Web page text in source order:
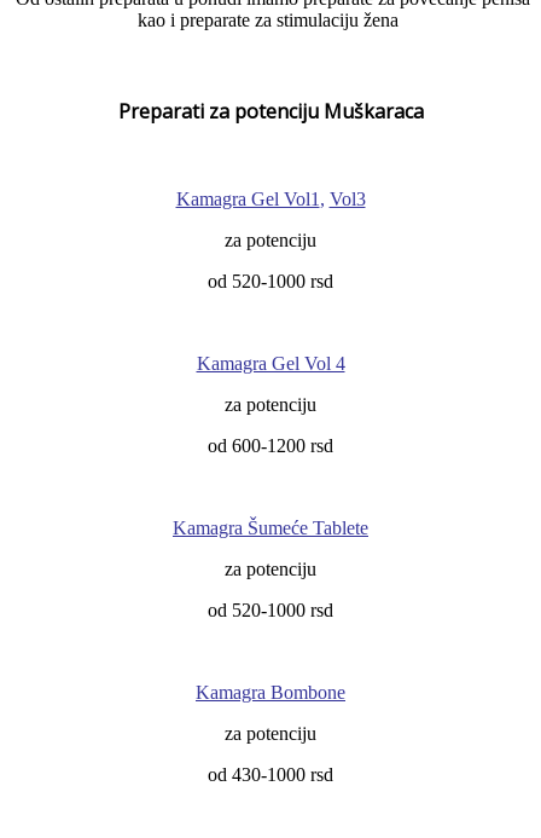
kao i preparate za stimulaciju žena
Preparati za potenciju Muškaraca
Kamagra Gel Vol1 , Vol3
za potenciju
od 520-1000 rsd
Kamagra Gel Vol 4
za potenciju
od 600-1200 rsd
Kamagra Šumeće Tablete
za potenciju
od 520-1000 rsd
Kamagra Bombone
za potenciju
od 430-1000 rsd